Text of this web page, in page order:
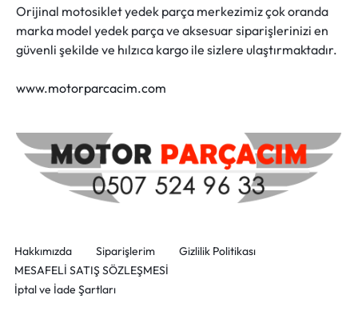
Orijinal motosiklet yedek parça merkezimiz çok oranda
marka model yedek parça ve aksesuar siparişlerinizi en
güvenli şekilde ve hılzıca kargo ile sizlere ulaştırmaktadır.
www.motorparcacim.com
Hakkımızda Siparişlerim
Gizlilik Politikası
MESAFELİ SATIŞ SÖZLEŞMESİ
İptal ve İade Şartları